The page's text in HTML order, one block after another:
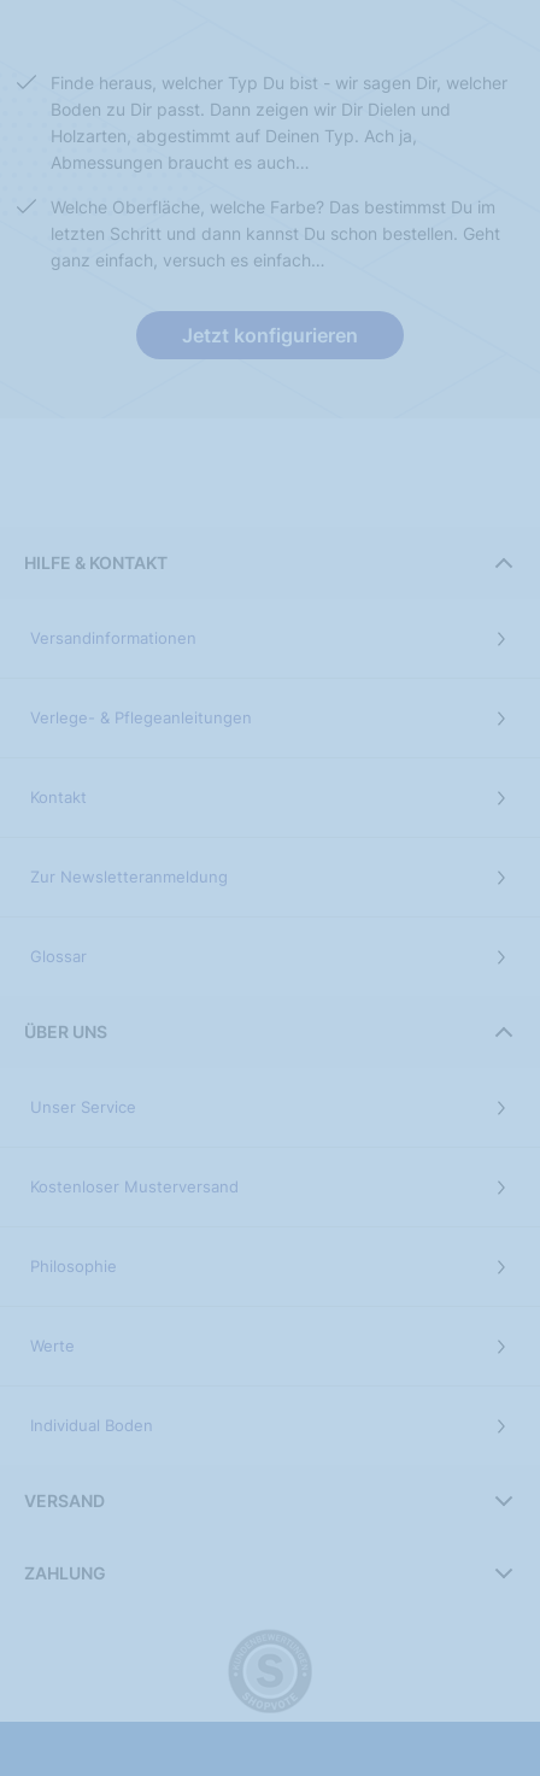
Finde heraus, welcher Typ Du bist - wir sagen Dir, welcher
Boden zu Dir passt. Dann zeigen wir Dir Dielen und
Holzarten, abgestimmt auf Deinen Typ. Ach ja,
Abmessungen braucht es auch…
Welche Oberfläche, welche Farbe? Das bestimmst Du im
letzten Schritt und dann kannst Du schon bestellen. Geht
ganz einfach, versuch es einfach…
Jetzt konfigurieren
HILFE & KONTAKT
Versandinformationen
Verlege- & Pflegeanleitungen
Kontakt
Zur Newsletteranmeldung
Glossar
ÜBER UNS
Unser Service
Kostenloser Musterversand
Philosophie
Werte
Individual Boden
VERSAND
ZAHLUNG